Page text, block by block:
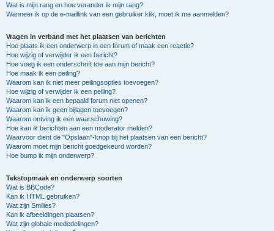
Wat is mijn rang en hoe verander ik mijn rang?
Wanneer ik op de e-maillink van een gebruiker klik, moet ik me aanmelden?
Vragen in verband met het plaatsen van berichten
Hoe plaats ik een onderwerp in een forum of maak een reactie?
Hoe wijzig of verwijder ik een bericht?
Hoe voeg ik een onderschrift toe aan mijn bericht?
Hoe maak ik een peiling?
Waarom kan ik niet meer peilingsopties toevoegen?
Hoe wijzig of verwijder ik een peiling?
Waarom kan ik een bepaald forum niet openen?
Waarom kan ik geen bijlagen toevoegen?
Waarom ontving ik een waarschuwing?
Hoe kan ik berichten aan een moderator melden?
Waarvoor dient de "Opslaan"-knop bij het plaatsen van een bericht?
Waarom moet mijn bericht goedgekeurd worden?
Hoe bump ik mijn onderwerp?
Tekstopmaak en onderwerp soorten
Wat is BBCode?
Kan ik HTML gebruiken?
Wat zijn Smilies?
Kan ik afbeeldingen plaatsen?
Wat zijn globale mededelingen?